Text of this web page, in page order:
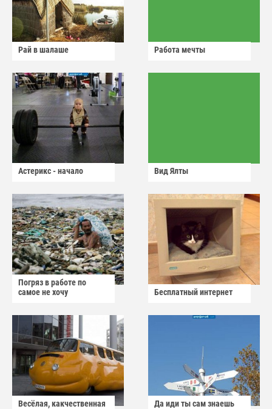
Рай в шалаше Работа мечты
Астерикс - начало Вид Ялты
Погряз в работе по
самое не хочу
Бесплатный интернет
Весёлая, какчественная
Да иди ты сам знаешь